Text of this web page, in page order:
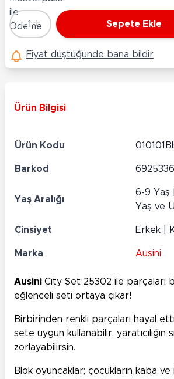
Adet
-1 + Sepete Ekle
Fiyat düştüğünde bana bildir
Ürün Bilgisi
Ürün Kodu
Barkod
Yaş Aralığı
6-9 Yaş
Yaş ve
Cinsiyet Erkek |
Marka Ausini
Ausini City Set 25302 ile parçaları
eğlenceli seti ortaya çıkar!
Birbirinden renkli parçaları hayal
sete uygun kullanabilir, yaratıcılığın
zorlayabilirsin.
Blok oyuncaklar; çocukların kaba